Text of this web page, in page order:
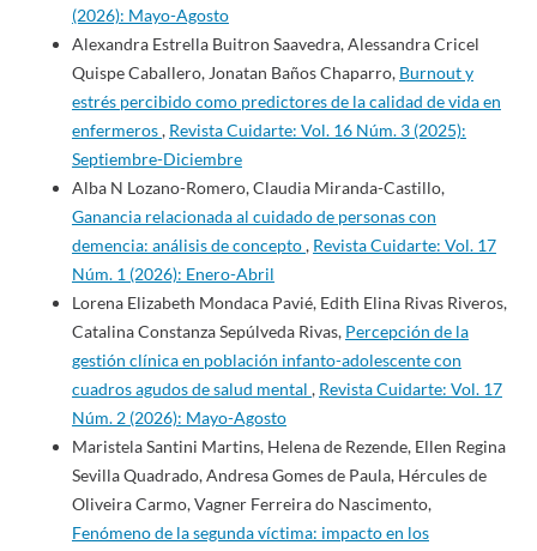
(2026): Mayo-Agosto
Alexandra Estrella Buitron Saavedra, Alessandra Cricel
Quispe Caballero, Jonatan Baños Chaparro, Burnout y
estrés percibido como predictores de la calidad de vida en
enfermeros, Revista Cuidarte: Vol. 16 Núm. 3 (2025):
Septiembre-Diciembre
Alba N Lozano-Romero, Claudia Miranda-Castillo,
Ganancia relacionada al cuidado de personas con
demencia: análisis de concepto, Revista Cuidarte: Vol. 17
Núm. 1 (2026): Enero-Abril
Lorena Elizabeth Mondaca Pavié, Edith Elina Rivas Riveros,
Catalina Constanza Sepúlveda Rivas, Percepción de la
gestión clínica en población infanto-adolescente con
cuadros agudos de salud mental , Revista Cuidarte: Vol. 17
Núm. 2 (2026): Mayo-Agosto
Maristela Santini Martins, Helena de Rezende, Ellen Regina
Sevilla Quadrado, Andresa Gomes de Paula, Hércules de
Oliveira Carmo, Vagner Ferreira do Nascimento,
Fenómeno de la segunda víctima: impacto en los